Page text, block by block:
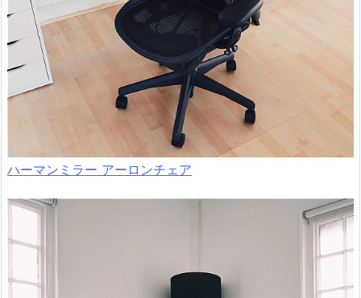
ハーマンミラー アーロンチェア